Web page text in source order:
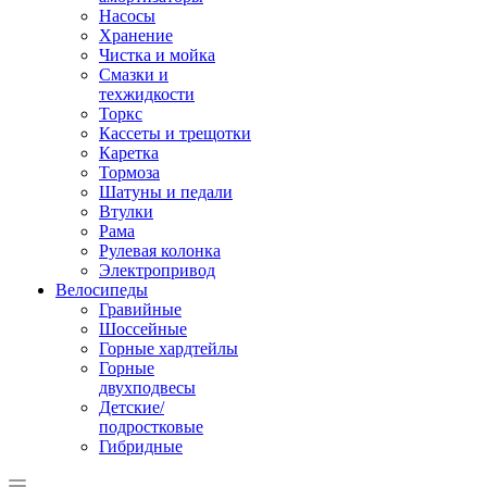
Насосы
Хранение
Чистка и мойка
Смазки и
техжидкости
Торкс
Кассеты и трещотки
Каретка
Тормоза
Шатуны и педали
Втулки
Рама
Рулевая колонка
Электропривод
Велосипеды
Гравийные
Шоссейные
Горные хардтейлы
Горные
двухподвесы
Детские/
подростковые
Гибридные